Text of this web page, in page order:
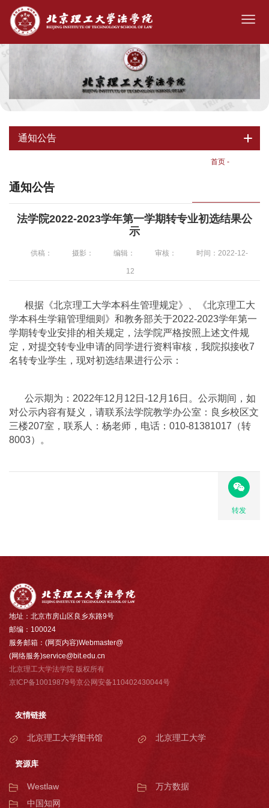
通知公告
首页 -
通知公告
法学院2022-2023学年第一学期转专业初选结果公
示
供稿： 摄影： 编辑： 审核： 时间：2022-12-
12
根据《北京理工大学本科生管理规定》、《北京理工大
学本科生学籍管理细则》和教务部关于2022-2023学年第一
学期转专业安排的相关规定，法学院严格按照上述文件规
定，对提交转专业申请的同学进行资料审核，我院拟接收7
名转专业学生，现对初选结果进行公示：
公示期为：2022年12月12日-12月16日。公示期间，如
对公示内容有疑义，请联系法学院教学办公室：良乡校区文
三楼207室，联系人：杨老师，电话：010-81381017（转
8003）。
转发
地址：北京市房山区良乡东路9号
邮编：100024
服务邮箱：(网页内容)Webmaster@
(网络服务)service@bit.edu.cn
北京理工大学法学院 版权所有
京ICP备10019879号京公网安备110402430044号
友情链接
北京理工大学图书馆 北京理工大学
资源库
Westlaw
万方数据
中国知网